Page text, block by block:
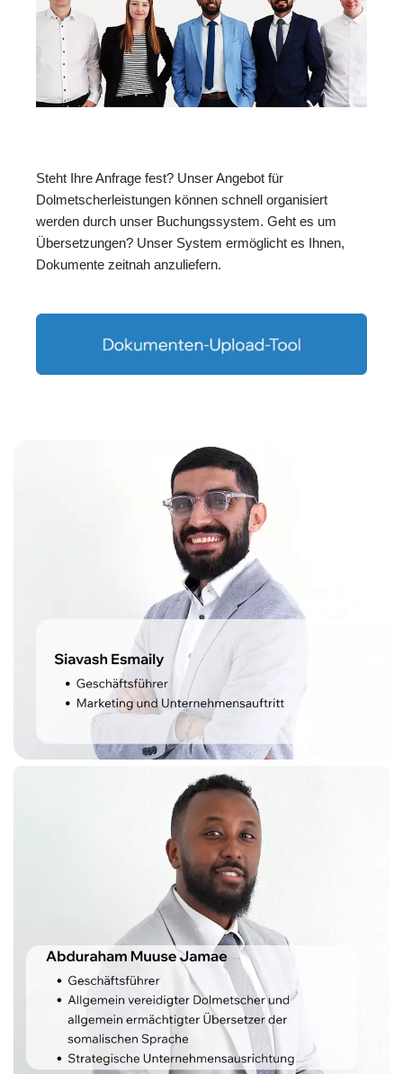
Steht Ihre Anfrage fest? Unser Angebot für
Dolmetscherleistungen können schnell organisiert
werden durch unser Buchungssystem. Geht es um
Übersetzungen? Unser System ermöglicht es Ihnen,
Dokumente zeitnah anzuliefern.